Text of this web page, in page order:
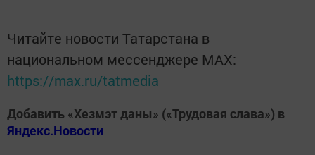
Читайте новости Татарстана в
национальном мессенджере MАХ:
https://max.ru/tatmedia
Добавить «Хезмэт даны» («Трудовая слава») в
Яндекс.Новости